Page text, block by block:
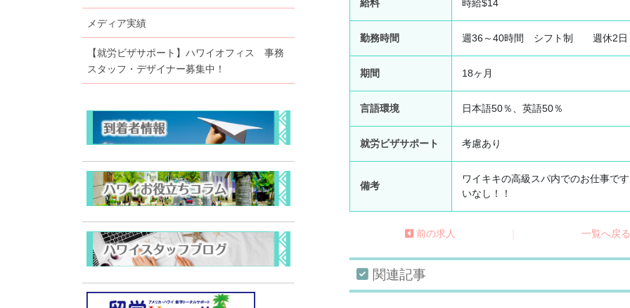
給料 時給$14
勤務時間 週36～40時間 シフト制 週休2日
期間 18ヶ月
言語環境 日本語50％、英語50％
就労ビザサポート 考慮あり
備考
ワイキキの高級スパ内でのお仕事で
いなし！！
前の求人 一覧へ戻る
関連記事
メディア実績
【就労ビザサポート】ハワイオフィス 事務
スタッフ・デザイナー募集中！